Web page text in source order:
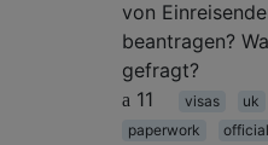
von
beantragen?
gefragt?
11
visas uk
paperwork